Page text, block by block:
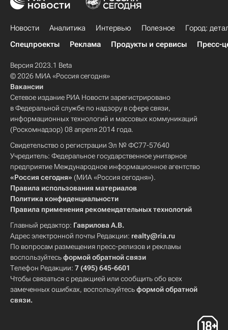
Новости Аналитика Интервью Полезное
Город:
Спецпроекты
Реклама Продукты и сервисы Пресс-
Версия 2023.1 Beta
© 2026 МИА «Россия сегодня»
Вакансии
Сетевое издание РИА Новости зарегистрировано
в Федеральной службе по надзору в сфере связи,
информационных технологий и массовых коммуникаций
(Роскомнадзор) 08 апреля 2014 года.
Свидетельство о регистрации Эл № ФС77-57640
Учредитель: Федеральное государственное унитарное
предприятие Международное информационное агентство
«Россия сегодня» (МИА «Россия сегодня»).
Правила использования материалов
Политика конфиденциальности
Правила применения рекомендательных технологий
Главный редактор: Гаврилова А.В.
Адрес электронной почты Редакции: realty@ria.ru
По вопросам размещения пресс-релизов и рекламы
воспользуйтесьформой обратной связи
Телефон Редакции: 7 (495) 645-6601
Чтобы связаться с редакцией или сообщить обо всех
замеченных ошибках, воспользуйтесьформой обратной
связи.